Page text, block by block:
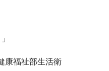
康福祉部生活衛